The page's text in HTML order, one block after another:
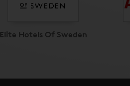
Elite Hotels Of Sweden